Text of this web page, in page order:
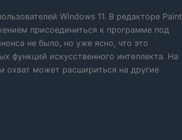
Windows 11. В редакторе Paint
присоединиться к программе под
не было, но уже ясно, что это
функций искусственного интеллекта. На
охват может расшириться на другие